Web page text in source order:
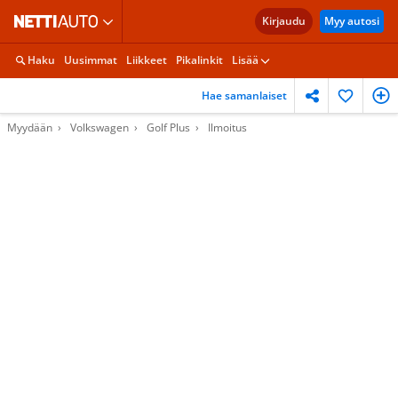
Kirjaudu Myy autosi
Haku Uusimmat Liikkeet Pikalinkit Lisää
Hae samanlaiset
Myydään Volkswagen Golf Plus Ilmoitus